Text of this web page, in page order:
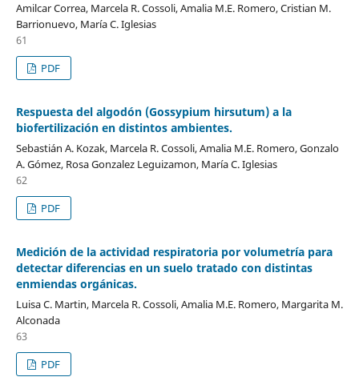
Amilcar Correa, Marcela R. Cossoli, Amalia M.E. Romero, Cristian M.
Barrionuevo, María C. Iglesias
61
PDF
Respuesta del algodón (Gossypium hirsutum) a la
biofertilización en distintos ambientes.
Sebastián A. Kozak, Marcela R. Cossoli, Amalia M.E. Romero, Gonzalo
A. Gómez, Rosa Gonzalez Leguizamon, María C. Iglesias
62
PDF
Medición de la actividad respiratoria por volumetría para
detectar diferencias en un suelo tratado con distintas
enmiendas orgánicas.
Luisa C. Martin, Marcela R. Cossoli, Amalia M.E. Romero, Margarita M.
Alconada
63
PDF